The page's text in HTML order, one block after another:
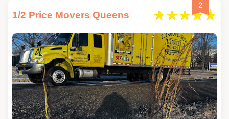
2
1/2 Price Movers Queens